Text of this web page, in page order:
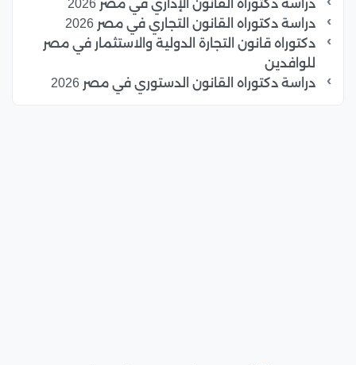
دراسة دكتوراه القانون الإداري في مصر 2026
دراسة دكتوراه القانون التجاري في مصر 2026
دكتوراه قانون التجارة الدولية والاستثمار في مصر
للوافدين
دراسة دكتوراه القانون الدستوري في مصر 2026